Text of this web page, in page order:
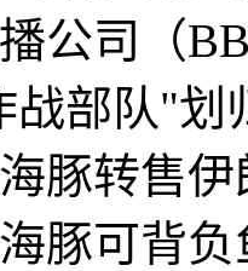
公司（
战部队"划
豚转售
豚可背